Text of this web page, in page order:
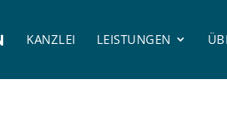
KANZLEI LEISTUNGEN